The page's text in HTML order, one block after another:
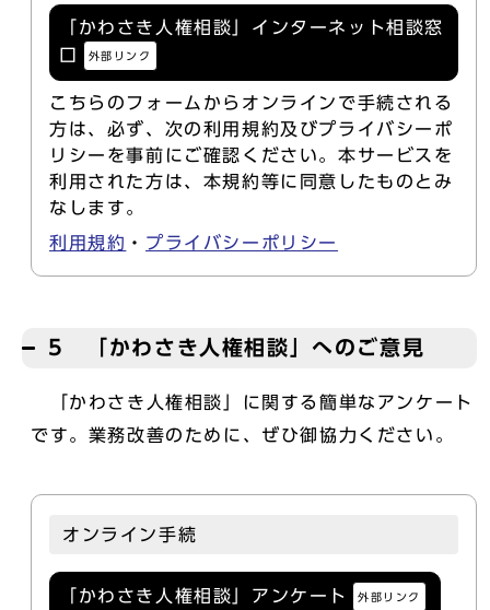
「かわさき人権相談」インターネット相談窓
口
外部リンク
こちらのフォームからオンラインで手続される
方は、必ず、次の利用規約及びプライバシーポ
リシーを事前にご確認ください。本サービスを
利用された方は、本規約等に同意したものとみ
なします。
利用規約 ・ プライバシーポリシー
5 「かわさき人権相談」へのご意見
「かわさき人権相談」に関する簡単なアンケート
です。業務改善のために、ぜひ御協力ください。
オンライン手続
「かわさき人権相談」アンケート 外部リンク